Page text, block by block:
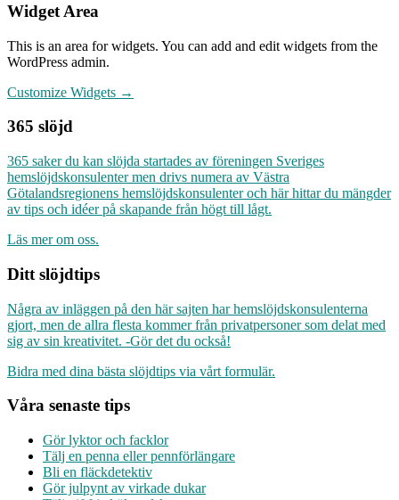
Widget Area
This is an area for widgets. You can add and edit widgets from the
WordPress admin.
Customize Widgets →
365 slöjd
365 saker du kan slöjda startades av föreningen Sveriges
hemslöjdskonsulenter men drivs numera av Västra
Götalandsregionens hemslöjdskonsulenter och här hittar du mängder
av tips och idéer på skapande från högt till lågt.
Läs mer om oss.
Ditt slöjdtips
Några av inläggen på den här sajten har hemslöjdskonsulenterna
gjort, men de allra flesta kommer från privatpersoner som delat med
sig av sin kreativitet. -Gör det du också!
Bidra med dina bästa slöjdtips via vårt formulär.
Våra senaste tips
Gör lyktor och facklor
Tälj en penna eller pennförlängare
Bli en fläckdetektiv
Gör julpynt av virkade dukar